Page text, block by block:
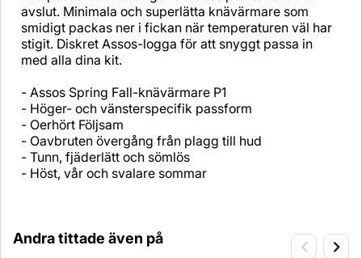
avslut. Minimala och superlätta knävärmare som
smidigt packas ner i fickan när temperaturen väl har
stigit. Diskret Assos-logga för att snyggt passa in
med alla dina kit.
- Assos Spring Fall-knävärmare P1
- Höger- och vänsterspecifik passform
- Oerhört Följsam
- Oavbruten övergång från plagg till hud
- Tunn, fjäderlätt och sömlös
- Höst, vår och svalare sommar
Andra tittade även på